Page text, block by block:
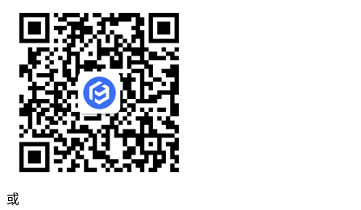
或